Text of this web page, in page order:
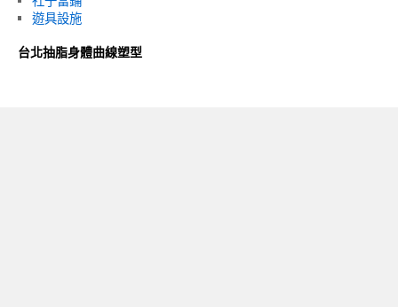
遊具設施
台北抽脂身體曲線塑型